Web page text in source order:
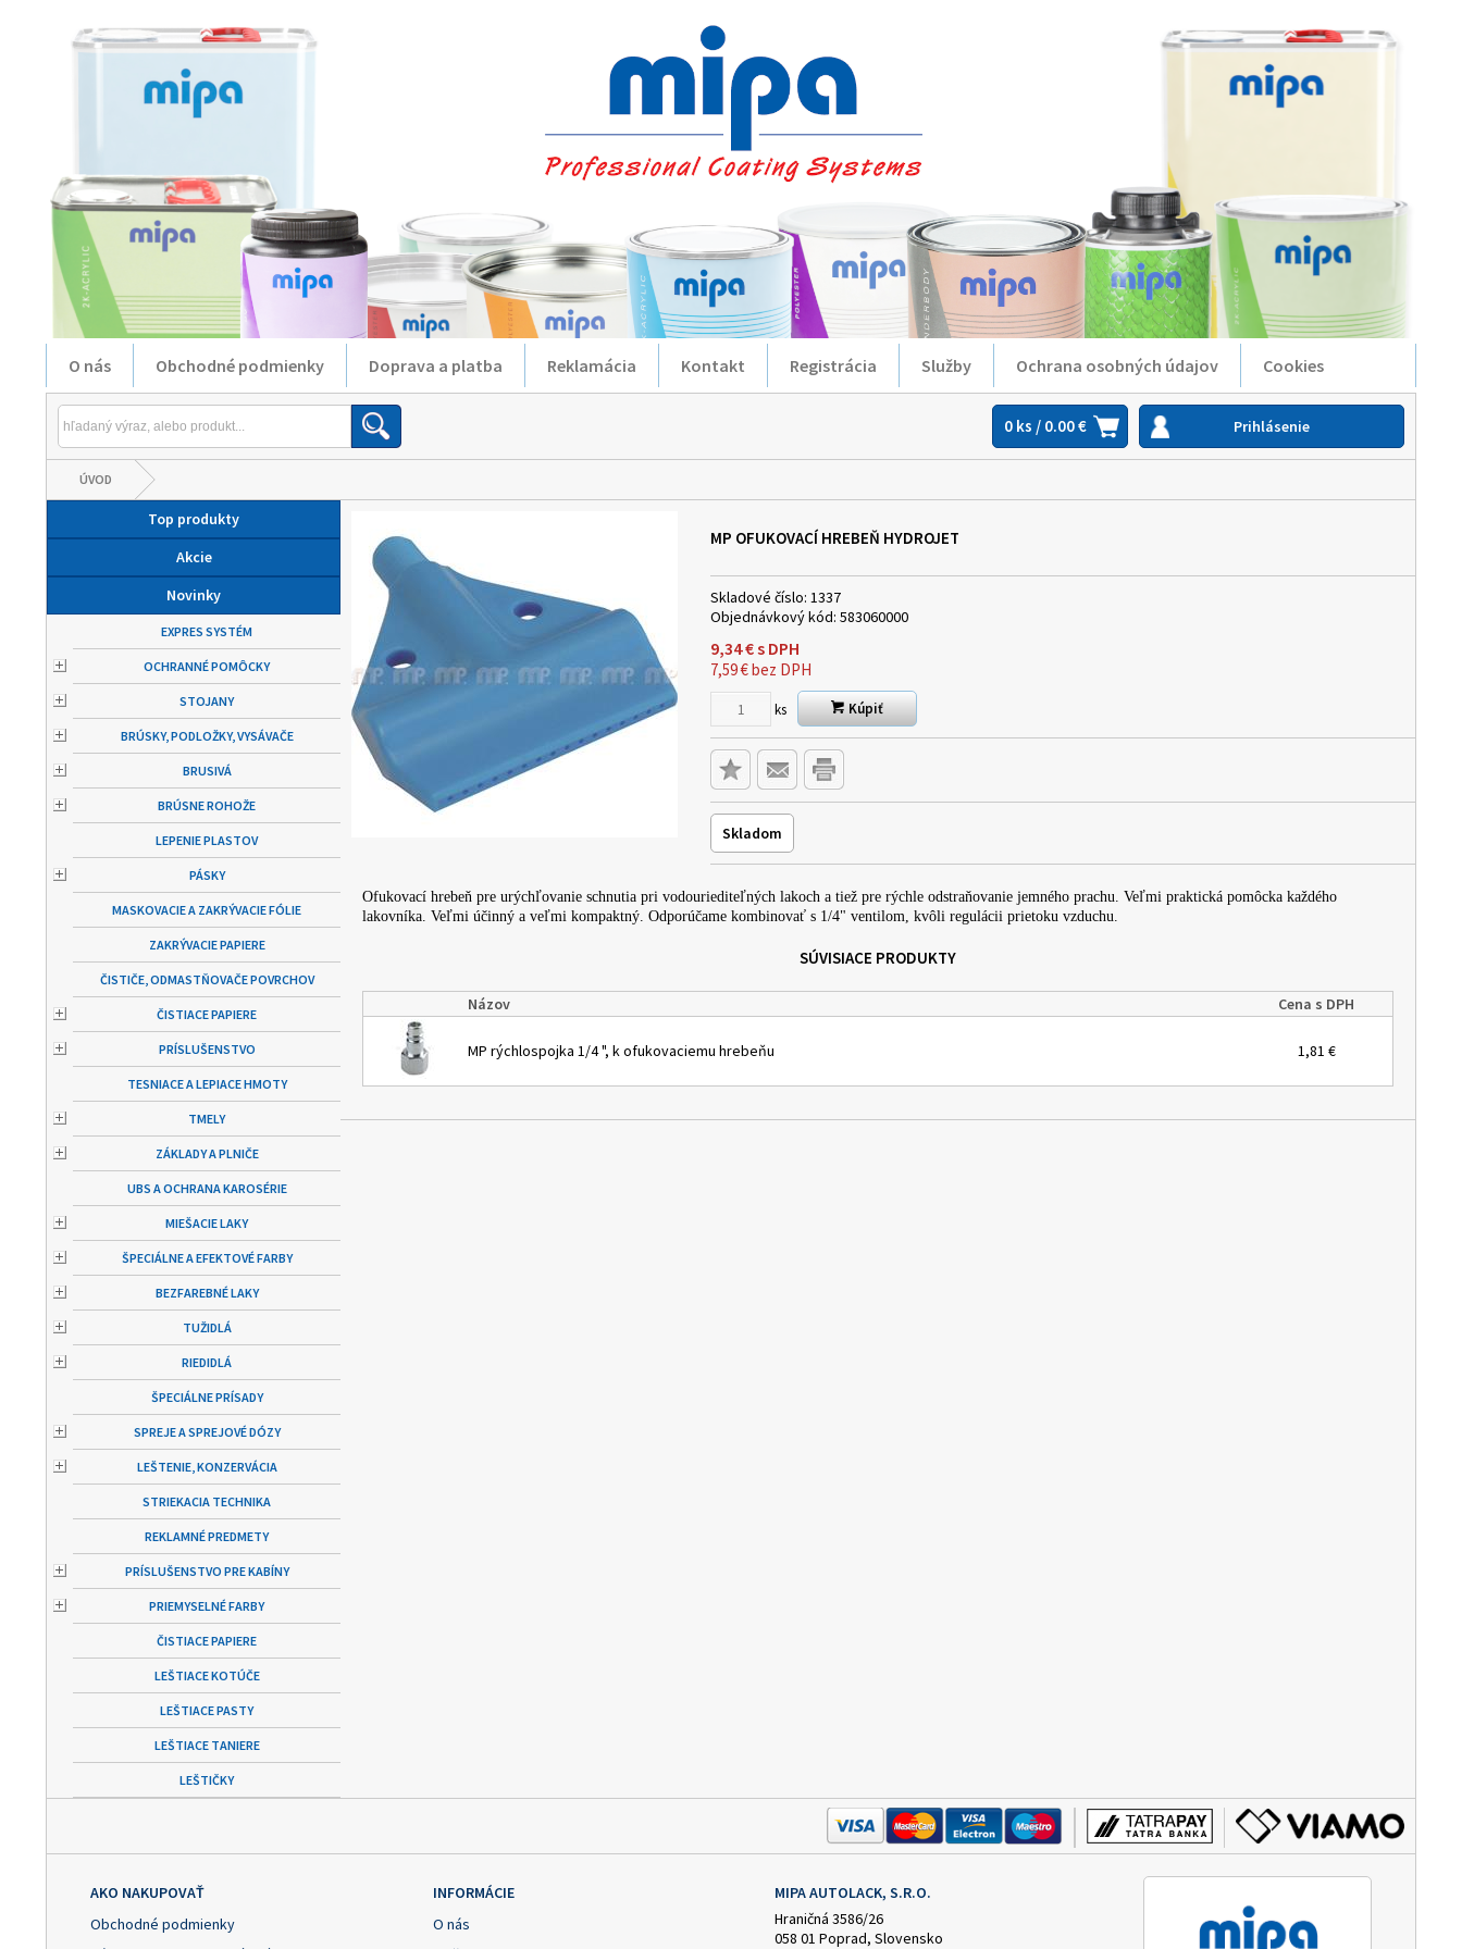
O nás Obchodné podmienky Doprava a platba Reklamácia Kontakt Registrácia Služby Ochrana osobných údajov Cookies
0 ks / 0.00 € Prihlásenie
ÚVOD
Top produkty
Akcie
Novinky
EXPRES SYSTÉM
OCHRANNÉ POMÔCKY
STOJANY
BRÚSKY, PODLOŽKY, VYSÁVAČE
BRUSIVÁ
BRÚSNE ROHOŽE
LEPENIE PLASTOV
PÁSKY
MASKOVACIE A ZAKRÝVACIE FÓLIE
ZAKRÝVACIE PAPIERE
ČISTIČE, ODMASTŇOVAČE POVRCHOV
ČISTIACE PAPIERE
PRÍSLUŠENSTVO
TESNIACE A LEPIACE HMOTY
TMELY
ZÁKLADY A PLNIČE
UBS A OCHRANA KAROSÉRIE
MIEŠACIE LAKY
ŠPECIÁLNE A EFEKTOVÉ FARBY
BEZFAREBNÉ LAKY
TUŽIDLÁ
RIEDIDLÁ
ŠPECIÁLNE PRÍSADY
SPREJE A SPREJOVÉ DÓZY
LEŠTENIE, KONZERVÁCIA
STRIEKACIA TECHNIKA
REKLAMNÉ PREDMETY
PRÍSLUŠENSTVO PRE KABÍNY
PRIEMYSELNÉ FARBY
ČISTIACE PAPIERE
LEŠTIACE KOTÚČE
LEŠTIACE PASTY
LEŠTIACE TANIERE
LEŠTIČKY
MP OFUKOVACÍ HREBEŇ HYDROJET
Skladové číslo: 1337
Objednávkový kód: 583060000
9,34€s DPH
7,59€bez DPH
ks Kúpiť
Skladom
Ofukovací hrebeň pre urýchľovanie schnutia pri vodouriediteľných lakoch a tiež pre rýchle odstraňovanie jemného prachu. Veľmi praktická pomôcka každého
lakovníka. Veľmi účinný a veľmi kompaktný. Odporúčame kombinovať s 1/4" ventilom, kvôli regulácii prietoku vzduchu.
SÚVISIACE PRODUKTY
Názov Cena s DPH
MP rýchlospojka 1/4 ", k ofukovaciemu hrebeňu 1,81 €
AKO NAKUPOVAŤ
Obchodné podmienky
INFORMÁCIE
O nás
MIPA AUTOLACK, S.R.O.
Hraničná 3586/26
058 01 Poprad, Slovensko